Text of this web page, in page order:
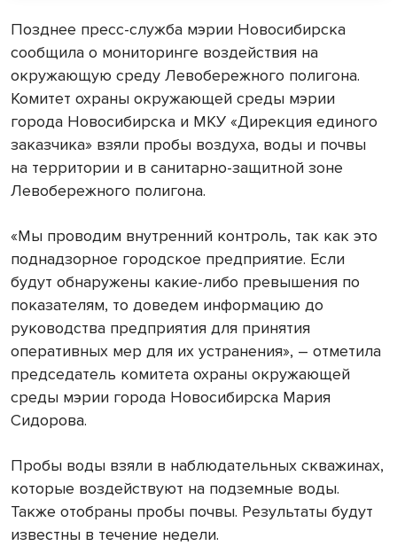
Позднее пресс-служба мэрии Новосибирска
сообщила о мониторинге воздействия на
окружающую среду Левобережного полигона.
Комитет охраны окружающей среды мэрии
города Новосибирска и МКУ «Дирекция единого
заказчика» взяли пробы воздуха, воды и почвы
на территории и в санитарно-защитной зоне
Левобережного полигона.
«Мы проводим внутренний контроль, так как это
поднадзорное городское предприятие. Если
будут обнаружены какие-либо превышения по
показателям, то доведем информацию до
руководства предприятия для принятия
оперативных мер для их устранения», – отметила
председатель комитета охраны окружающей
среды мэрии города Новосибирска Мария
Сидорова.
Пробы воды взяли в наблюдательных скважинах,
которые воздействуют на подземные воды.
Также отобраны пробы почвы. Результаты будут
известны в течение недели.